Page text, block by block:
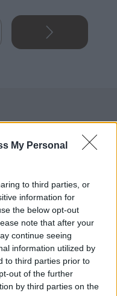
My Personal
to third parties, or
information for
the below opt-out
note that after your
continue seeing
information utilized by
to third parties prior to
out of the further
by third parties on the
Prečo klasická
potrubia v
ako to vyriešiť